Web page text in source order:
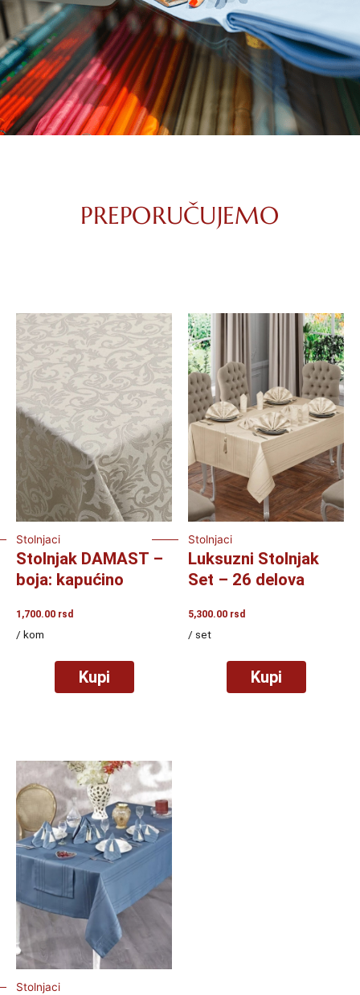
PREPORUČUJEMO
Stolnjaci
Stolnjak DAMAST –
boja: kapućino
1,700.00 rsd
/ kom
Kupi
Stolnjaci
Luksuzni Stolnjak
Set – 26 delova
5,300.00 rsd
/ set
Kupi
Stolnjaci